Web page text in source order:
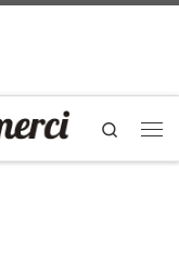
Search